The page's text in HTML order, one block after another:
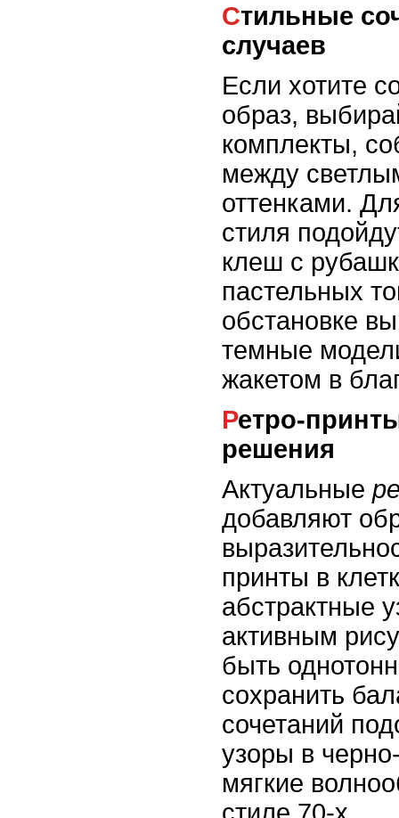
Стильные сочетания для разных
случаев
Если хотите
образ,
комплекты,
между
оттенками.
стиля
клеш с
пастельных
обстановке
темные
жакетом в
Ретро-принты и современные
решения
Актуальные
добавляют
принты в
абстрактные
активным
быть
сохранить
сочетаний
узоры в
мягкие